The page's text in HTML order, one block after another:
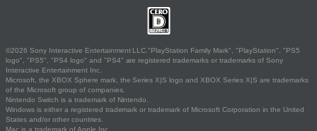
©2026 Sony Interactive Entertainment LLC."PlayStation Family Mark", "PlayStation", "PS5
logo", "PS5", "PS4 logo" and "PS4" are registered trademarks or trademarks of Sony
Interactive Entertainment Inc.
Microsoft, the XBOX Sphere mark, the Series X|S logo and XBOX Series X|S are trademarks
of the Microsoft group of companies.
Nintendo Switch is a trademark of Nintendo.
Windows is either a registered trademark or trademark of Microsoft Corporation in the United
States and/or other countries.
Mac is a trademark of Apple Inc.